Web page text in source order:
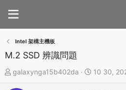
Intel 架構主機板
M.2 SSD 辨識問題
主
題
galaxynga15b402da
開
始
10 30,